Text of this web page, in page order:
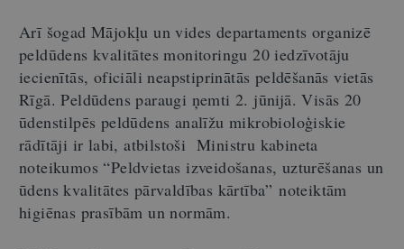
Arī šogad Mājokļu un vides departaments organizē
peldūdens kvalitātes monitoringu 20 iedzīvotāju
iecienītās, oficiāli neapstiprinātās peldēšanās vietās
Rīgā. Peldūdens paraugi ņemti 2. jūnijā. Visās 20
ūdenstilpēs peldūdens analīžu mikrobioloģiskie
rādītāji ir labi, atbilstoši Ministru kabineta
noteikumos “Peldvietas izveidošanas, uzturēšanas un
ūdens kvalitātes pārvaldības kārtība” noteiktām
higiēnas prasībām un normām.